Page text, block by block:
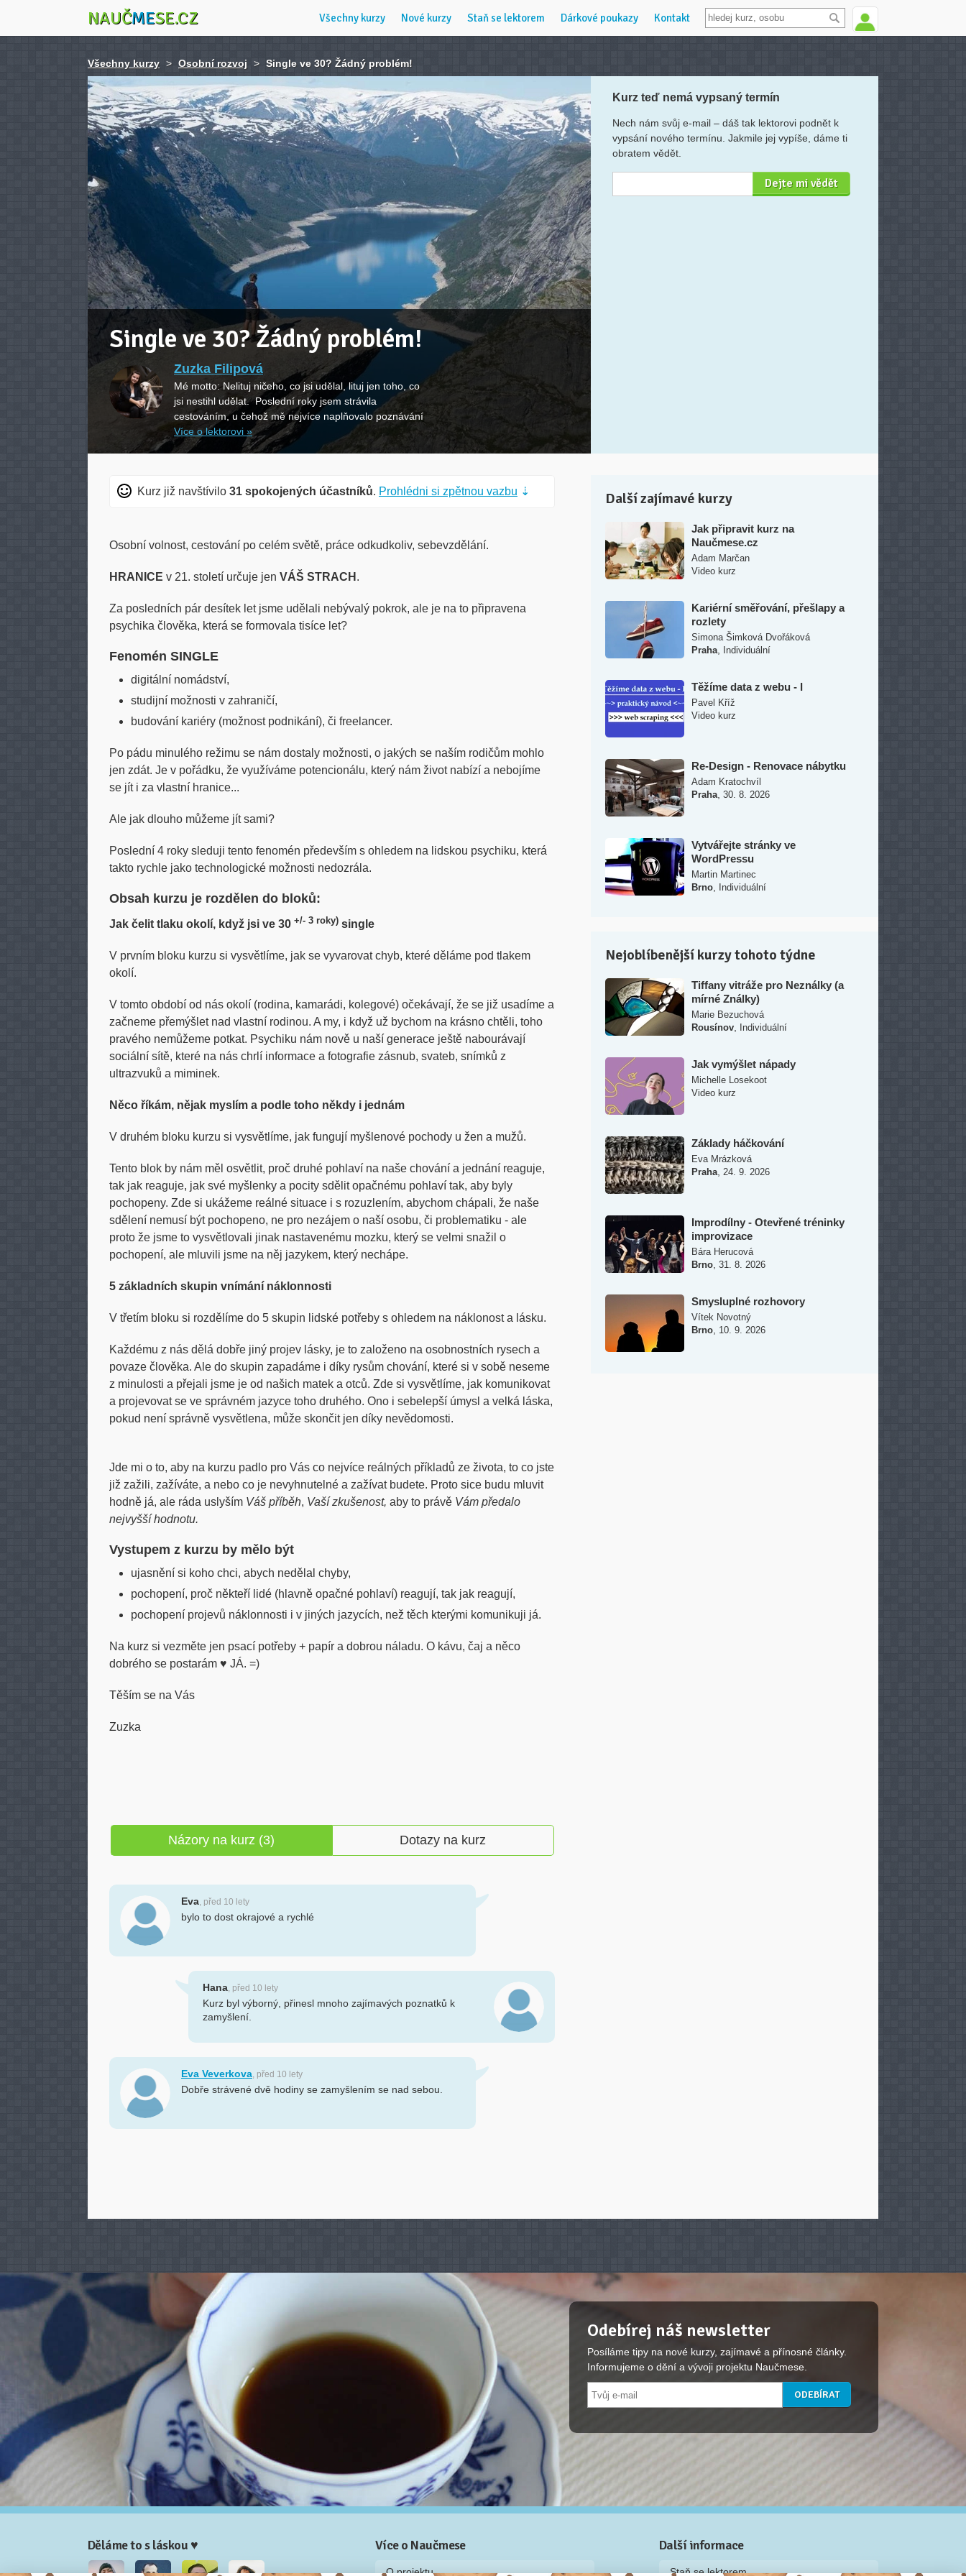
NAUČMESE.CZ Všechny kurzy Nové kurzy Staň se lektorem Dárkové poukazy Kontakt
Všechny kurzy > Osobní rozvoj > Single ve 30? Žádný problém!
Single ve 30? Žádný problém!
Zuzka Filipová
Mé motto: Nelituj ničeho, co jsi udělal, lituj jen toho, co
jsi nestihl udělat. Poslední roky jsem strávila
cestováním, u čehož mě nejvíce naplňovalo poznávání
Více o lektorovi »
Kurz teď nemá vypsaný termín
Nech nám svůj e-mail – dáš tak lektorovi podnět k
vypsání nového termínu. Jakmile jej vypíše, dáme ti
obratem vědět.
Kurz již navštívilo 31 spokojených účastníků. Prohlédni si zpětnou vazbu ⇣
Osobní volnost, cestování po celém světě, práce odkudkoliv, sebevzdělání.
HRANICE v 21. století určuje jen VÁŠ STRACH .
Za posledních pár desítek let jsme udělali nebývalý pokrok, ale je na to připravena
psychika člověka, která se formovala tisíce let?
Fenomén SINGLE
digitální nomádství,
studijní možnosti v zahraničí,
budování kariéry (možnost podnikání), či freelancer.
Po pádu minulého režimu se nám dostaly možnosti, o jakých se naším rodičům mohlo
jen zdát. Je v pořádku, že využíváme potencionálu, který nám život nabízí a nebojíme
se jít i za vlastní hranice...
Ale jak dlouho můžeme jít sami?
Poslední 4 roky sleduji tento fenomén především s ohledem na lidskou psychiku, která
takto rychle jako technologické možnosti nedozrála.
Obsah kurzu je rozdělen do bloků:
Jak čelit tlaku okolí, když jsi ve 30 +/- 3 roky) single
V prvním bloku kurzu si vysvětlíme, jak se vyvarovat chyb, které děláme pod tlakem
okolí.
V tomto období od nás okolí (rodina, kamarádi, kolegové) očekávají, že se již usadíme a
začneme přemýšlet nad vlastní rodinou. A my, i když už bychom na krásno chtěli, toho
pravého nemůžeme potkat. Psychiku nám nově u naší generace ještě nabourávají
sociální sítě, které na nás chrlí informace a fotografie zásnub, svateb, snímků z
ultrazvuků a miminek.
Něco říkám, nějak myslím a podle toho někdy i jednám
V druhém bloku kurzu si vysvětlíme, jak fungují myšlenové pochody u žen a mužů.
Tento blok by nám měl osvětlit, proč druhé pohlaví na naše chování a jednání reaguje,
tak jak reaguje, jak své myšlenky a pocity sdělit opačnému pohlaví tak, aby byly
pochopeny. Zde si ukážeme reálné situace i s rozuzlením, abychom chápali, že naše
sdělení nemusí být pochopeno, ne pro nezájem o naší osobu, či problematiku - ale
proto že jsme to vysvětlovali jinak nastavenému mozku, který se velmi snažil o
pochopení, ale mluvili jsme na něj jazykem, který nechápe.
5 základních skupin vnímání náklonnosti
V třetím bloku si rozdělíme do 5 skupin lidské potřeby s ohledem na náklonost a lásku.
Každému z nás dělá dobře jiný projev lásky, je to založeno na osobnostních rysech a
povaze člověka. Ale do skupin zapadáme i díky rysům chování, které si v sobě neseme
z minulosti a přejali jsme je od našich matek a otců. Zde si vysvětlíme, jak komunikovat
a projevovat se ve správném jazyce toho druhého. Ono i sebelepší úmysl a velká láska,
pokud není správně vysvětlena, může skončit jen díky nevědomosti.
Jde mi o to, aby na kurzu padlo pro Vás co nejvíce reálných příkladů ze života, to co jste
již zažili, zažíváte, a nebo co je nevyhnutelné a zažívat budete. Proto sice budu mluvit
hodně já, ale ráda uslyším Váš příběh, Vaší zkušenost, aby to právě Vám předalo
nejvyšší hodnotu.
Vystupem z kurzu by mělo být
ujasnění si koho chci, abych nedělal chyby,
pochopení, proč někteří lidé (hlavně opačné pohlaví) reagují, tak jak reagují,
pochopení projevů náklonnosti i v jiných jazycích, než těch kterými komunikuji já.
Na kurz si vezměte jen psací potřeby + papír a dobrou náladu. O kávu, čaj a něco
dobrého se postarám ♥ JÁ. =)
Těším se na Vás
Zuzka
Názory na kurz (3) Dotazy na kurz
Eva, před 10 lety
bylo to dost okrajové a rychlé
Hana, před 10 lety
Kurz byl výborný, přinesl mnoho zajímavých poznatků k
zamyšlení.
Eva Veverkova, před 10 lety
Dobře strávené dvě hodiny se zamyšlením se nad sebou.
Další zajímavé kurzy
Jak připravit kurz na
Naučmese.cz
Adam Marčan
Video kurz
Kariérní směřování, přešlapy a
rozlety
Simona Šimková Dvořáková
Praha
Individuální
Těžíme data z webu - I
Pavel Kříž
Video kurz
Re-Design - Renovace nábytku
Adam Kratochvíl
Praha 30. 8. 2026
Vytvářejte stránky ve
WordPressu
Martin Martinec
Brno
Individuální
Nejoblíbenější kurzy tohoto týdne
Tiffany vitráže pro Neználky (a
mírné Ználky)
Marie Bezuchová
Rousínov
Individuální
Jak vymýšlet nápady
Michelle Losekoot
Video kurz
Základy háčkování
Eva Mrázková
Praha 24. 9. 2026
Improdílny - Otevřené tréninky
improvizace
Bára Herucová
Brno 31. 8. 2026
Smysluplné rozhovory
Vítek Novotný
Brno 10. 9. 2026
Odebírej náš newsletter
Posíláme tipy na nové kurzy, zajímavé a přínosné články.
Informujeme o dění a vývoji projektu Naučmese.
Děláme to s láskou ♥ Více o Naučmese
O projektu
Další informace
Staň se lektorem